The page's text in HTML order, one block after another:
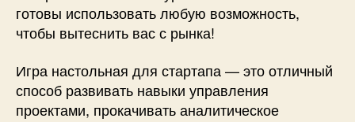
готовы использовать любую возможность,
чтобы вытеснить вас с рынка!
Игра настольная для стартапа — это отличный
способ развивать навыки управления
проектами, прокачивать аналитическое